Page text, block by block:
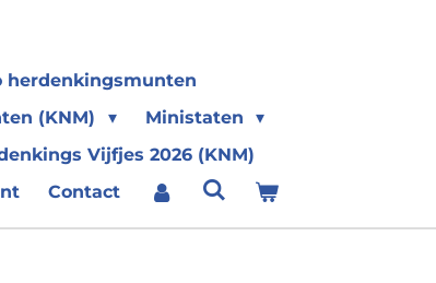
herdenkingsmunten
(KNM)
Ministaten
Vijfjes 2026 (KNM)
Contact